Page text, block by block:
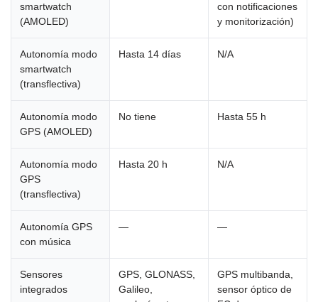
smartwatch
(AMOLED)
con notificaciones
y monitorización)
Autonomía modo
smartwatch
(transflectiva)
Hasta 14 días N/A
Autonomía modo
GPS (AMOLED)
No tiene Hasta 55 h
Autonomía modo
GPS
(transflectiva)
Hasta 20 h N/A
Autonomía GPS
con música
— —
Sensores
integrados
GPS, GLONASS,
Galileo,
GPS multibanda,
sensor óptico de